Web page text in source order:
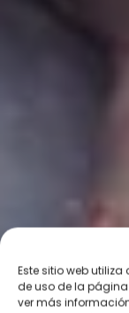
Este sitio web
de uso de la
ver más